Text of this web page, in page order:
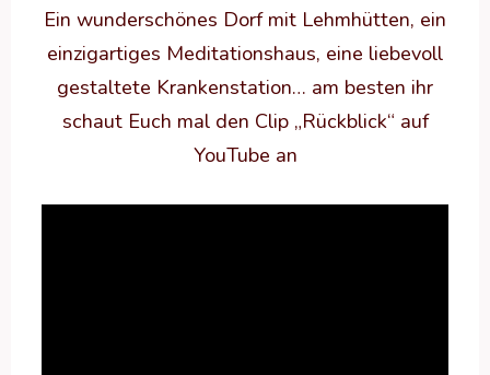
Ein wunderschönes Dorf mit Lehmhütten, ein
einzigartiges Meditationshaus, eine liebevoll
gestaltete Krankenstation… am besten ihr
schaut Euch mal den Clip „Rückblick“ auf
YouTube an